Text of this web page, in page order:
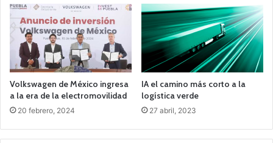
Volkswagen de México ingresa
a la era de la electromovilidad
20 febrero, 2024
IA el camino más corto a la
logística verde
27 abril, 2023